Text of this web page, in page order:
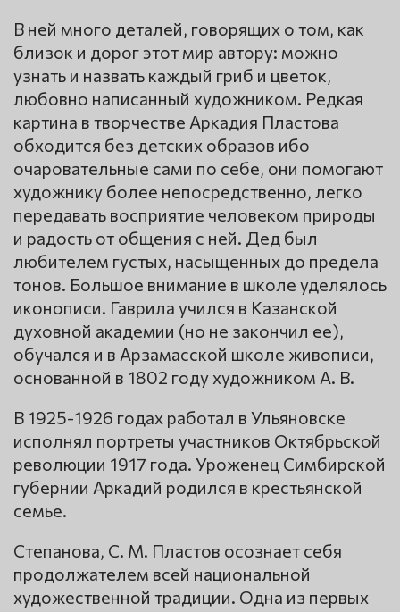
В ней много деталей, говорящих о том, как
близок и дорог этот мир автору: можно
узнать и назвать каждый гриб и цветок,
любовно написанный художником. Редкая
картина в творчестве Аркадия Пластова
обходится без детских образов ибо
очаровательные сами по себе, они помогают
художнику более непосредственно, легко
передавать восприятие человеком природы
и радость от общения с ней. Дед был
любителем густых, насыщенных до предела
тонов. Большое внимание в школе уделялось
иконописи. Гаврила учился в Казанской
духовной академии (но не закончил ее),
обучался и в Арзамасской школе живописи,
основанной в 1802 году художником А. В.
В 1925-1926 годах работал в Ульяновске
исполнял портреты участников Октябрьской
революции 1917 года. Уроженец Симбирской
губернии Аркадий родился в крестьянской
семье.
Степанова, С. М. Пластов осознает себя
продолжателем всей национальной
художественной традиции. Одна из первых